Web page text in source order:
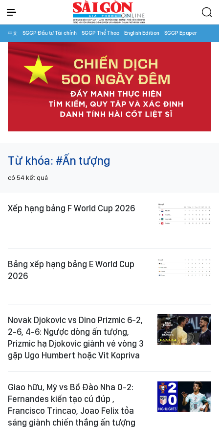
中文 SGGP Đầu tư Tài chính SGGP Thể Thao English Edition SGGP Epaper
Từ khóa: #Ấn tượng
có 54 kết quả
Xếp hạng bảng F World Cup 2026
Bảng xếp hạng bảng E World Cup
2026
Novak Djokovic vs Dino Prizmic 6-2,
2-6, 4-6: Ngược dòng ấn tượng,
Prizmic hạ Djokovic giành vé vòng 3
gặp Ugo Humbert hoặc Vit Kopriva
Giao hữu, Mỹ vs Bồ Đào Nha 0-2:
Fernandes kiến tạo cú đúp ,
Francisco Trincao, Joao Felix tỏa
sáng giành chiến thắng ấn tượng